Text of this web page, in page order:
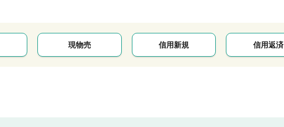
現物売 信用新規 信用返済